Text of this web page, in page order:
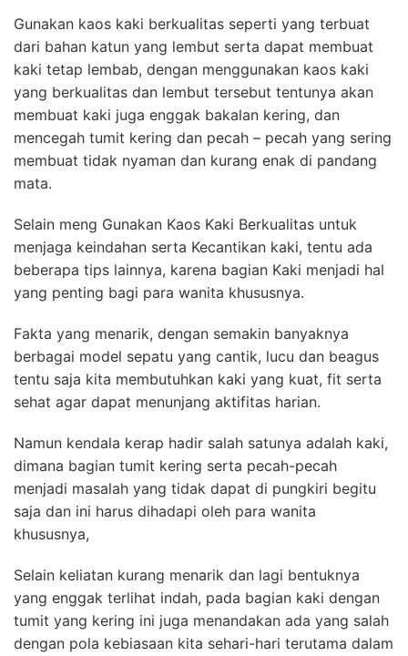
Gunakan kaos kaki berkualitas seperti yang terbuat
dari bahan katun yang lembut serta dapat membuat
kaki tetap lembab, dengan menggunakan kaos kaki
yang berkualitas dan lembut tersebut tentunya akan
membuat kaki juga enggak bakalan kering, dan
mencegah tumit kering dan pecah – pecah yang sering
membuat tidak nyaman dan kurang enak di pandang
mata.
Selain meng Gunakan Kaos Kaki Berkualitas untuk
menjaga keindahan serta Kecantikan kaki, tentu ada
beberapa tips lainnya, karena bagian Kaki menjadi hal
yang penting bagi para wanita khususnya.
Fakta yang menarik, dengan semakin banyaknya
berbagai model sepatu yang cantik, lucu dan beagus
tentu saja kita membutuhkan kaki yang kuat, fit serta
sehat agar dapat menunjang aktifitas harian.
Namun kendala kerap hadir salah satunya adalah kaki,
dimana bagian tumit kering serta pecah-pecah
menjadi masalah yang tidak dapat di pungkiri begitu
saja dan ini harus dihadapi oleh para wanita
khususnya,
Selain keliatan kurang menarik dan lagi bentuknya
yang enggak terlihat indah, pada bagian kaki dengan
tumit yang kering ini juga menandakan ada yang salah
dengan pola kebiasaan kita sehari-hari terutama dalam